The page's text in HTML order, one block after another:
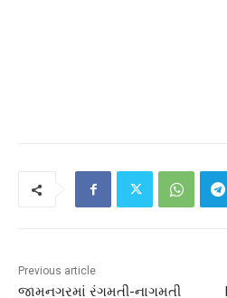
Previous article
જામનગરમાં રંગમતી-નાગમતી